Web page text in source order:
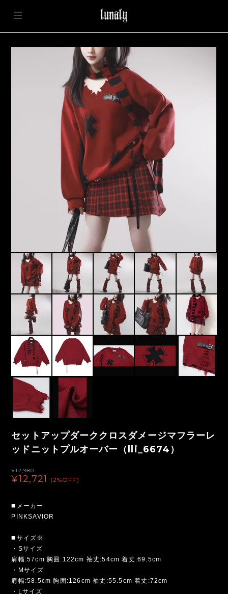
セットアップダーククロスダメージマフラーレ
ッドニットプルオーバー（lli_6674）
¥12,980
¥12,721 (2%OFF)
◼️メーカー
PINKSAVIOR
◼️サイズ※
・Sサイズ
肩幅:57cm 胸囲:122cm 袖丈:54cm 着丈:69.5cm
・Mサイズ
肩幅:58.5cm 胸囲:126cm 袖丈:55.5cm 着丈:72cm
・Lサイズ